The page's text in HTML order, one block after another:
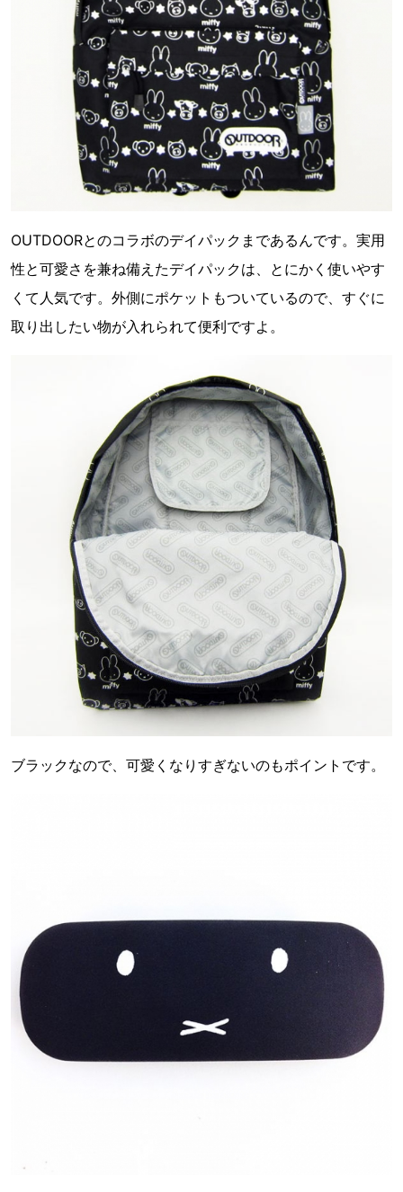
OUTDOORとのコラボのデイパックまであるんです。実用
性と可愛さを兼ね備えたデイパックは、とにかく使いやす
くて人気です。外側にポケットもついているので、すぐに
取り出したい物が入れられて便利ですよ。
ブラックなので、可愛くなりすぎないのもポイントです。